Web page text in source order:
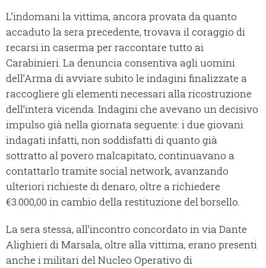
L’indomani la vittima, ancora provata da quanto
accaduto la sera precedente, trovava il coraggio di
recarsi in caserma per raccontare tutto ai
Carabinieri. La denuncia consentiva agli uomini
dell’Arma di avviare subito le indagini finalizzate a
raccogliere gli elementi necessari alla ricostruzione
dell’intera vicenda. Indagini che avevano un decisivo
impulso già nella giornata seguente: i due giovani
indagati infatti, non soddisfatti di quanto già
sottratto al povero malcapitato, continuavano a
contattarlo tramite social network, avanzando
ulteriori richieste di denaro, oltre a richiedere
€3.000,00 in cambio della restituzione del borsello.
La sera stessa, all’incontro concordato in via Dante
Alighieri di Marsala, oltre alla vittima, erano presenti
anche i militari del Nucleo Operativo di